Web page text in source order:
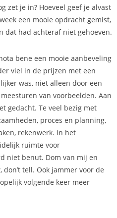
zet je in? Hoeveel geef je alvast
een mooie opdracht gemist,
dat had achteraf niet gehoeven.
bene een mooie aanbeveling
viel in de prijzen met een
was, niet alleen door een
van voorbeelden. Aan
gedacht. Te veel bezig met
proces en planning,
rekenwerk. In het
ruimte voor
niet benut. Dom van mij en
tell. Ook jammer voor de
volgende keer meer